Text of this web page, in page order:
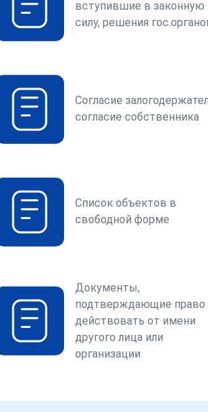
вступившие в законную
силу, решения
Согласие
согласие собственника
Список объектов в
свободной форме
Документы,
подтверждающие право
действовать от имени
другого лица или
организации